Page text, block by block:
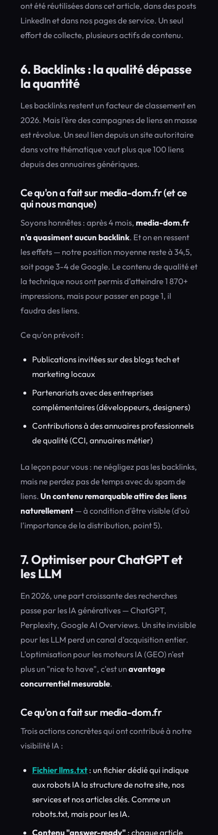
ont été réutilisées dans cet article, dans des posts
LinkedIn et dans nos pages de service. Un seul
effort de collecte, plusieurs actifs de contenu.
6. Backlinks : la qualité dépasse
la quantité
Les backlinks restent un facteur de classement en
2026. Mais l'ère des campagnes de liens en masse
est révolue. Un seul lien depuis un site autoritaire
dans votre thématique vaut plus que 100 liens
depuis des annuaires génériques.
Ce qu'on a fait sur media-dom.fr (et ce
qui nous manque)
Soyons honnêtes : après 4 mois, media-dom.fr
n'a quasiment aucun backlink. Et on en ressent
les effets — notre position moyenne reste à 34,5,
soit page 3-4 de Google. Le contenu de qualité et
la technique nous ont permis d'atteindre 1 870+
impressions, mais pour passer en page 1, il
faudra des liens.
Ce qu'on prévoit :
Publications invitées sur des blogs tech et
marketing locaux
Partenariats avec des entreprises
complémentaires (développeurs, designers)
Contributions à des annuaires professionnels
de qualité (CCI, annuaires métier)
La leçon pour vous : ne négligez pas les backlinks,
mais ne perdez pas de temps avec du spam de
liens. Un contenu remarquable attire des liens
naturellement— à condition d'être visible (d'où
l'importance de la distribution, point 5).
7. Optimiser pour ChatGPT et
les LLM
En 2026, une part croissante des recherches
passe par les IA génératives — ChatGPT,
Perplexity, Google AI Overviews. Un site invisible
pour les LLM perd un canal d'acquisition entier.
L'optimisation pour les moteurs IA (GEO) n'est
plus un "nice to have", c'est unavantage
concurrentiel mesurable.
Ce qu'on a fait sur media-dom.fr
Trois actions concrètes qui ont contribué à notre
visibilité IA :
Fichier llms.txt: un fichier dédié qui indique
aux robots IA la structure de notre site, nos
services et nos articles clés. Comme un
robots.txt, mais pour les IA.
Contenu "answer-ready" : chaque article